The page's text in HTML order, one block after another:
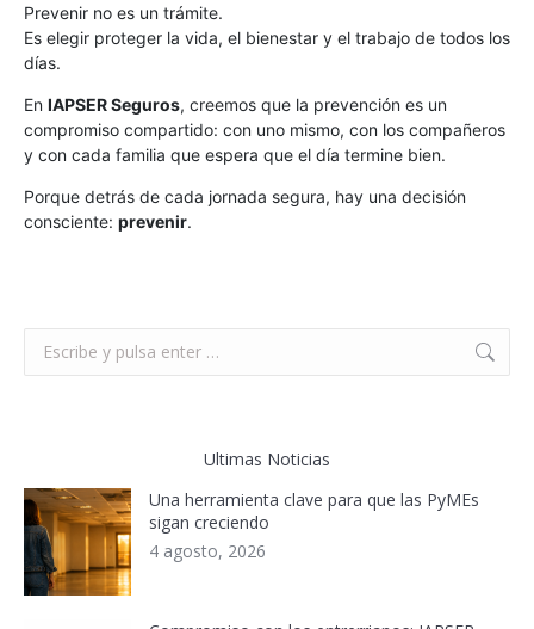
Prevenir no es un trámite.
Es elegir proteger la vida, el bienestar y el trabajo de todos los
días.
En IAPSER Seguros, creemos que la prevención es un
compromiso compartido: con uno mismo, con los compañeros
y con cada familia que espera que el día termine bien.
Porque detrás de cada jornada segura, hay una decisión
consciente: prevenir.
Ultimas Noticias
Una herramienta clave para que las PyMEs
sigan creciendo
4 agosto, 2026